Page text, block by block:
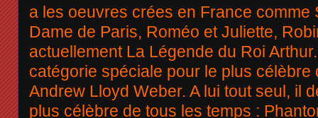
a les oeuvres crées en France comme
Dame de Paris, Roméo et Juliette,
actuellement La Légende du Roi
catégorie spéciale pour le plus célèbre
Andrew Lloyd Weber. A lui tout seul, il
plus célèbre de tous les temps :